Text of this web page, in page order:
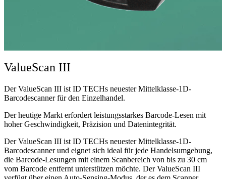
ValueScan III
Der ValueScan III ist ID TECHs neuester Mittelklasse-1D-
Barcodescanner für den Einzelhandel.
Der heutige Markt erfordert leistungsstarkes Barcode-Lesen mit
hoher Geschwindigkeit, Präzision und Datenintegrität.
Der ValueScan III ist ID TECHs neuester Mittelklasse-1D-
Barcodescanner und eignet sich ideal für jede Handelsumgebung,
die Barcode-Lesungen mit einem Scanbereich von bis zu 30 cm
vom Barcode entfernt unterstützen möchte. Der ValueScan III